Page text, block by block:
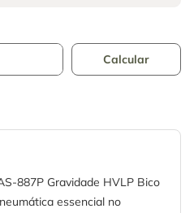
887P Gravidade HVLP Bico
essencial no